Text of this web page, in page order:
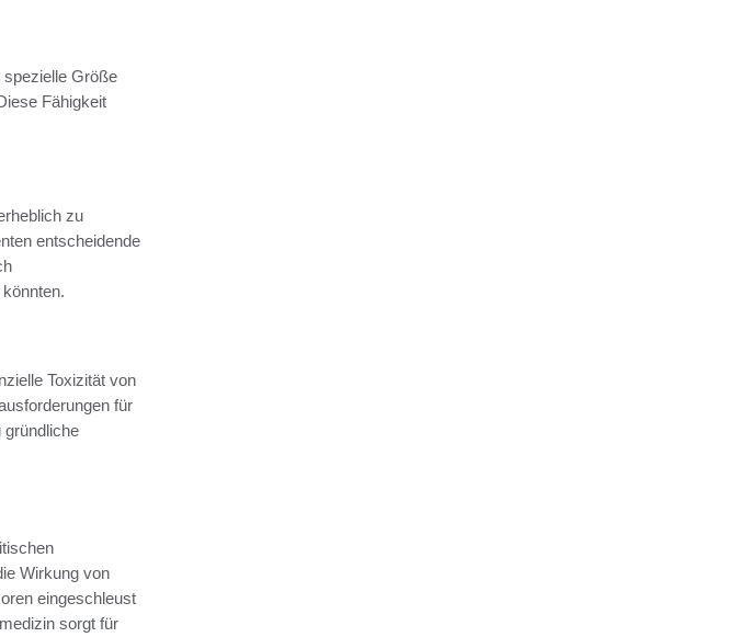
spezielle Größe
Fähigkeit
zu
entscheidende
Toxizität von
für
gründliche
Wirkung von
eingeschleust
sorgt für